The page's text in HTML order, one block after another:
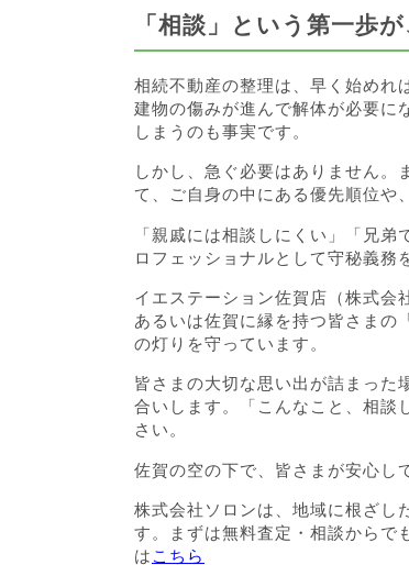
「相談」という第一歩
相続不動産の整理は、早く始めれ
建物の傷みが進んで解体が必要に
しまうのも事実です。
しかし、急ぐ必要はありません。
て、ご自身の中にある優先順位や
「親戚には相談しにくい」「兄
ロフェッショナルとして守秘義務
イエステーション佐賀店（株式会
あるいは佐賀に縁を持つ皆さまの
の灯りを守っています。
皆さまの大切な思い出が詰まった
合いします。「こんなこと、相談
さい。
佐賀の空の下で、皆さまが安心し
株式会社ソロンは、地域に根ざし
す。まずは無料査定・相談からで
は こちら